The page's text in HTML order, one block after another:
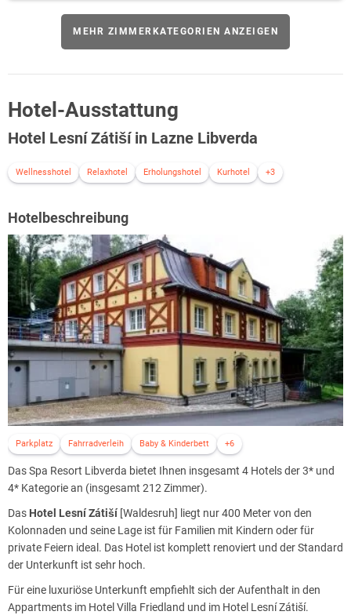
MEHR ZIMMERKATEGORIEN ANZEIGEN
Hotel-Ausstattung
Hotel Lesní Zátiší in Lazne Libverda
Wellnesshotel Relaxhotel Erholungshotel Kurhotel +3
Hotelbeschreibung
Parkplatz Fahrradverleih Baby & Kinderbett +6
Das Spa Resort Libverda bietet Ihnen insgesamt 4 Hotels der 3* und
4* Kategorie an (insgesamt 212 Zimmer).
Das Hotel Lesní Zátiší [Waldesruh] liegt nur 400 Meter von den
Kolonnaden und seine Lage ist für Familien mit Kindern oder für
private Feiern ideal. Das Hotel ist komplett renoviert und der Standard
der Unterkunft ist sehr hoch.
Für eine luxuriöse Unterkunft empfiehlt sich der Aufenthalt in den
Appartments im Hotel Villa Friedland und im Hotel Lesní Zátiší.